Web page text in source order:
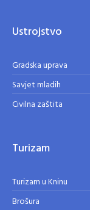
Ustrojstvo
Gradska uprava
Savjet mladih
Civilna zaštita
Turizam
Turizam u Kninu
Brošura